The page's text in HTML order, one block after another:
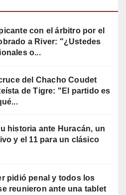
con el árbitro por el
a River: "¿Ustedes
o...
del Chacho Coudet
de Tigre: "El partido es
historia ante Huracán, un
y el 11 para un clásico
pidió penal y todos los
reunieron ante una tablet